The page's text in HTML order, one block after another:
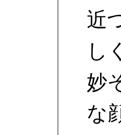
近
し
妙
な